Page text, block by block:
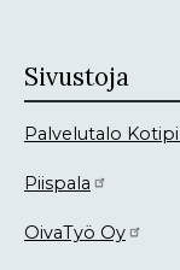
Sivustoja
Palvelutalo
Piispala
OivaTyö Oy